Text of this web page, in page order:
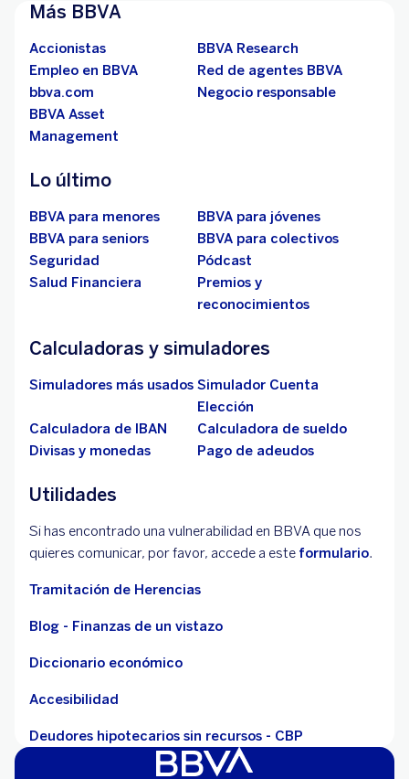
Más BBVA
Accionistas
BBVA Research
Empleo en BBVA
Red de agentes BBVA
bbva.com
Negocio responsable
BBVA Asset
Management
Lo último
BBVA para menores
BBVA para jóvenes
BBVA para seniors
BBVA para colectivos
Seguridad
Pódcast
Salud Financiera
Premios y
reconocimientos
Calculadoras y simuladores
Simuladores más usados Simulador Cuenta
Elección
Calculadora de IBAN
Calculadora de sueldo
Divisas y monedas
Pago de adeudos
Utilidades
Si has encontrado una vulnerabilidad en BBVA que nos
quieres comunicar, por favor, accede a este formulario.
Tramitación de Herencias
Blog - Finanzas de un vistazo
Diccionario económico
Accesibilidad
Deudores hipotecarios sin recursos - CBP